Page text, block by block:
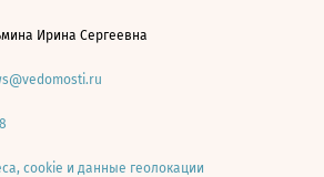
Ирина Сергеевна
cookie и данные геолокации